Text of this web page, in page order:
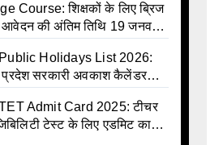
Course: शिक्षकों के लिए ब्रिज
आवेदन की अंतिम तिथि 19 जनवरी
Holidays List 2026:
प्रदेश सरकारी अवकाश कैलेंडर
करें | Up Avkash Talika |
avkash talika |
Admit Card 2025: टीचर
टेस्ट के लिए एडमिट कार्ड